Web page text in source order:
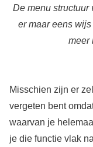
De menu structuur
er maar eens
meer
Misschien zijn er
vergeten bent
waarvan je
je die functie vlak